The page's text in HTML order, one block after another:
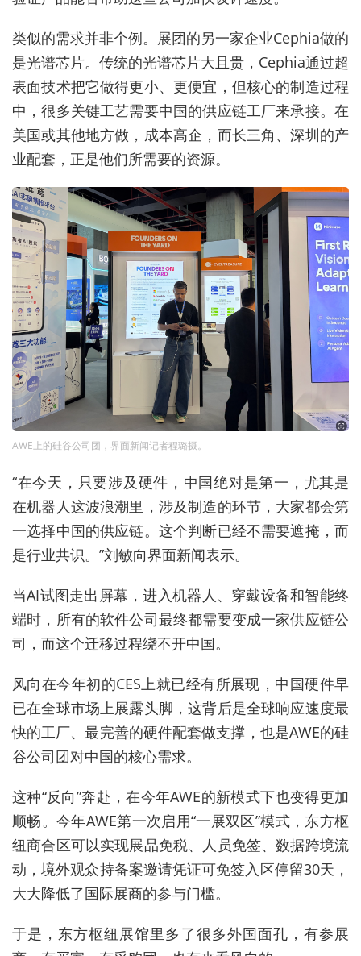
类似的需求并非个例。展团的另一家企业Cephia做的
是光谱芯片。传统的光谱芯片大且贵，Cephia通过超
表面技术把它做得更小、更便宜，但核心的制造过程
中，很多关键工艺需要中国的供应链工厂来承接。在
美国或其他地方做，成本高企，而长三角、深圳的产
业配套，正是他们所需要的资源。
AWE上的硅谷公司团，界面新闻记者程璐摄。
“在今天，只要涉及硬件，中国绝对是第一，尤其是
在机器人这波浪潮里，涉及制造的环节，大家都会第
一选择中国的供应链。这个判断已经不需要遮掩，而
是行业共识。”刘敏向界面新闻表示。
当AI试图走出屏幕，进入机器人、穿戴设备和智能终
端时，所有的软件公司最终都需要变成一家供应链公
司，而这个迁移过程绕不开中国。
风向在今年初的CES上就已经有所展现，中国硬件早
已在全球市场上展露头脚，这背后是全球响应速度最
快的工厂、最完善的硬件配套做支撑，也是AWE的硅
谷公司团对中国的核心需求。
这种“反向”奔赴，在今年AWE的新模式下也变得更加
顺畅。今年AWE第一次启用“一展双区”模式，东方枢
纽商合区可以实现展品免税、人员免签、数据跨境流
动，境外观众持备案邀请凭证可免签入区停留30天，
大大降低了国际展商的参与门槛。
于是，东方枢纽展馆里多了很多外国面孔，有参展